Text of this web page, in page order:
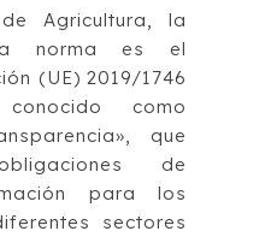
Agricultura, la
norma es el
(UE) 2019/1746
como
que
de
para los
sectores